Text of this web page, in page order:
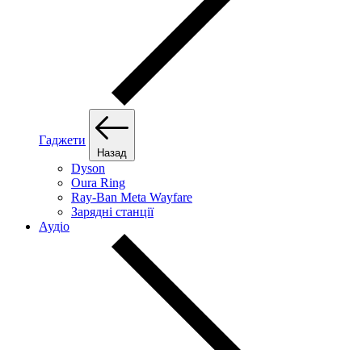
Гаджети
Назад
Dyson
Oura Ring
Ray-Ban Meta Wayfare
Зарядні станції
Аудіо